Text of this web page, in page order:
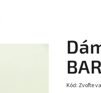
Kód: Zvoľte